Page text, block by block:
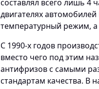
составлял всего лишь 4
двигателях
температурный режим,
С 1990-х годов
вместо чего под этим
антифризов с самыми
стандартам качества. В